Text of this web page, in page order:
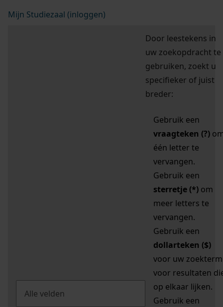
Mijn Studiezaal (inloggen)
Door leestekens in
uw zoekopdracht te
gebruiken, zoekt u
specifieker of juist
breder:
Gebruik een
vraagteken (?)
één letter te
vervangen.
Gebruik een
sterretje (*) om
meer letters te
vervangen.
Gebruik een
dollarteken ($)
voor uw zoekterm
voor resultaten
op elkaar lijken.
Gebruik een